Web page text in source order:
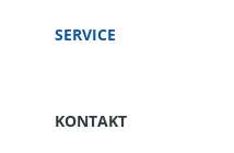
SERVICE
KONTAKT